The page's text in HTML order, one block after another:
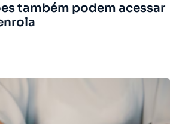
também podem acessar